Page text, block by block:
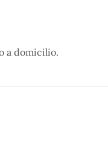
a domicilio.